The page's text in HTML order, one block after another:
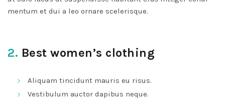
mentum et dui a leo ornare scelerisque.
2. Best women’s clothing
Aliquam tincidunt mauris eu risus.
Vestibulum auctor dapibus neque.